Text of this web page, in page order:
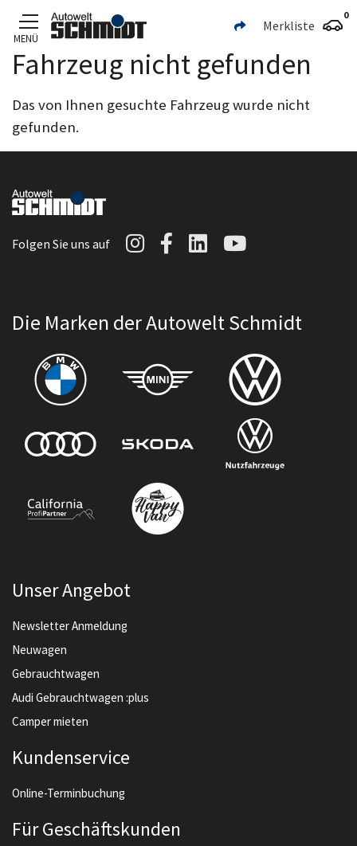
Zum Hauptinhalt
MENÜ
Merkliste
0
Fahrzeug nicht gefunden
Das von Ihnen gesuchte Fahrzeug wurde nicht
gefunden.
Folgen Sie uns auf Autowelt Schmidt auf
Autowelt Schmidt
AutoweltAutowelt
Die Marken der Autowelt Schmidt
Unser Angebot
Newsletter Anmeldung
Neuwagen
Gebrauchtwagen
Audi Gebrauchtwagen :plus
Camper mieten
Kundenservice
Online-Terminbuchung
Für Geschäftskunden